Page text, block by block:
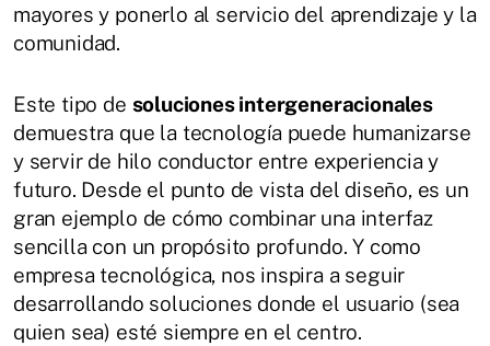
mayores y ponerlo al servicio del aprendizaje y la
comunidad.
Este tipo de soluciones intergeneracionales
demuestra que la tecnología puede humanizarse
y servir de hilo conductor entre experiencia y
futuro. Desde el punto de vista del diseño, es un
gran ejemplo de cómo combinar una interfaz
sencilla con un propósito profundo. Y como
empresa tecnológica, nos inspira a seguir
desarrollando soluciones donde el usuario (sea
quien sea) esté siempre en el centro.